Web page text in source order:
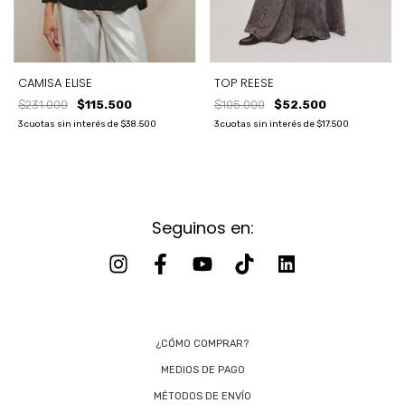
CAMISA ELISE
$231.000 $115.500
3cuotas sin interés de $38.500
TOP REESE
$105.000 $52.500
3 cuotas sin interés de $17.500
Seguinos en:
¿CÓMO COMPRAR?
MEDIOS DE PAGO
MÉTODOS DE ENVÍO